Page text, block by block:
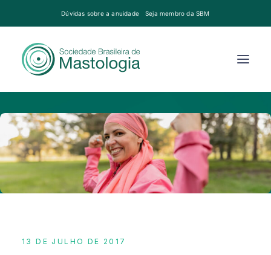
Dúvidas sobre a anuidade Seja membro da SBM
13 DE JULHO DE 2017